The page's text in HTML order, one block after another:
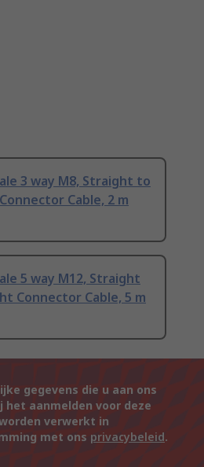
3 way M8, Straight to
Cable, 2 m
5 way M12, Straight
Connector Cable, 5 m
gegevens die u aan ons
aanmelden voor deze
verwerkt in
met ons privacybeleid.